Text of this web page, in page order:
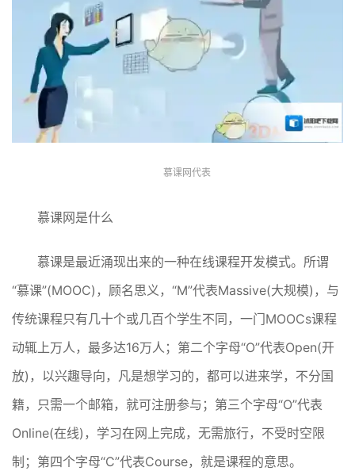
慕课网代表
慕课网是什么
慕课是最近涌现出来的一种在线课程开发模式。所谓
“慕课”(MOOC)，顾名思义，“M”代表Massive(大规模)，与
传统课程只有几十个或几百个学生不同，一门MOOCs课程
动辄上万人，最多达16万人；第二个字母“O”代表Open(开
放)，以兴趣导向，凡是想学习的，都可以进来学，不分国
籍，只需一个邮箱，就可注册参与；第三个字母“O”代表
Online(在线)，学习在网上完成，无需旅行，不受时空限
制；第四个字母“C”代表Course，就是课程的意思。